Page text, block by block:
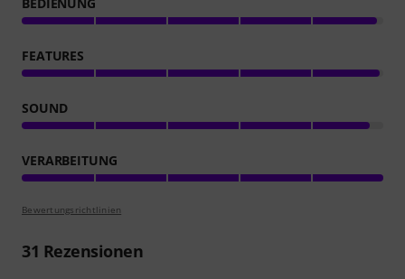
FEATURES
SOUND
VERARBEITUNG
Bewertungsrichtlinien
31 Rezensionen